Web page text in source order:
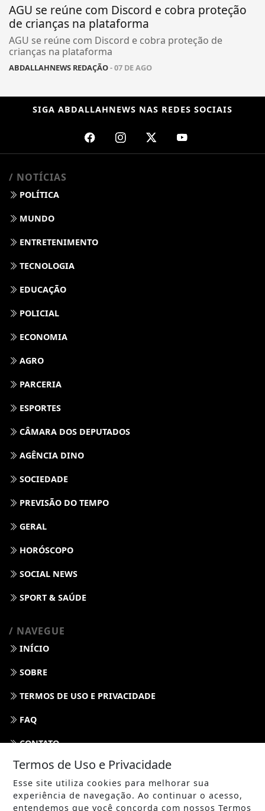
AGU se reúne com Discord e cobra proteção
de crianças na plataforma
AGU se reúne com Discord e cobra proteção de
crianças na plataforma
ABDALLAHNEWS REDAÇÃO- 07 DE AGO
SIGA ABDALLAHNEWS NAS REDES SOCIAIS
/ NOTÍCIAS
POLÍTICA
MUNDO
ENTRETENIMENTO
TECNOLOGIA
EDUCAÇÃO
POLICIAL
ECONOMIA
AGRO
PARCERIA
ESPORTES
CÂMARA DOS DEPUTADOS
AGÊNCIA DINO
SOCIEDADE
PREVISÃO DO TEMPO
GERAL
HORÓSCOPO
SOCIAL NEWS
SPORT & SAÚDE
/ NAVEGUE
INÍCIO
SOBRE
TERMOS DE USO E PRIVACIDADE
FAQ
CONTATO
Termos de Uso e Privacidade
Esse site utiliza cookies para melhorar sua
experiência de navegação. Ao continuar o acesso,
entendemos que você concorda com nossos Termos